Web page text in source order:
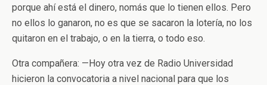
porque ahí está el dinero, nomás que lo tienen ellos. Pero
no ellos lo ganaron, no es que se sacaron la lotería, no los
quitaron en el trabajo, o en la tierra, o todo eso.
Otra compañera: —Hoy otra vez de Radio Universidad
hicieron la convocatoria a nivel nacional para que los